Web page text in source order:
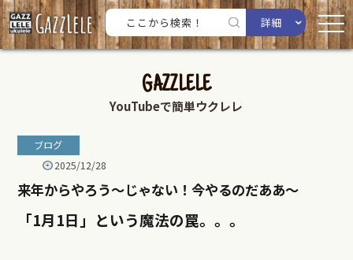
詳細
GAZZLELE
YouTubeで簡単ウクレレ
ブログ
2025/12/28
来年からやろう〜じゃない！今やるのだああ〜
「1月1日」という魔法の罠。。。